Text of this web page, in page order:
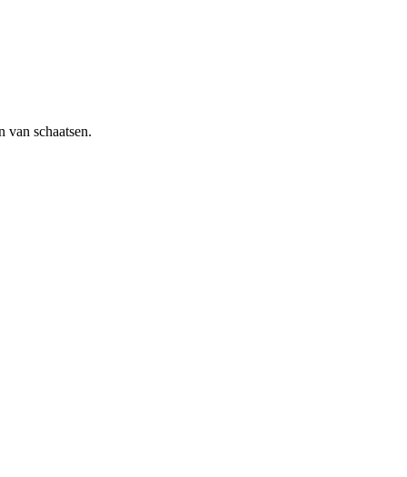
van schaatsen.